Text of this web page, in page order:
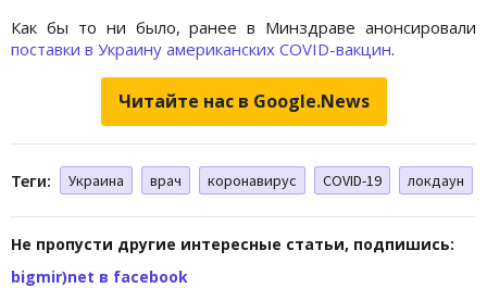
Как бы то ни было, ранее в Минздраве анонсировали
поставки в Украину американских COVID-вакцин.
Читайте нас в Google.News
Теги: Украина врач коронавирус COVID-19 локдаун
Не пропусти другие интересные статьи, подпишись:
bigmir)net в facebook